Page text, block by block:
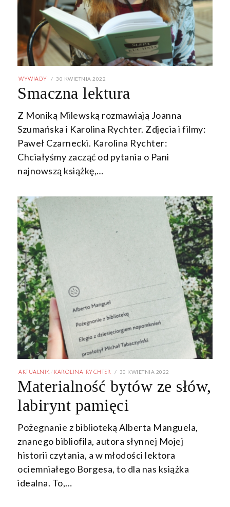
WYWIADY
POSTED
30 KWIETNIA 2022
Smaczna lektura
Z Moniką Milewską rozmawiają Joanna
Szumańska i Karolina Rychter. Zdjęcia i filmy:
Paweł Czarnecki. Karolina Rychter:
Chciałyśmy zacząć od pytania o Pani
najnowszą książkę,…
AKTUALNIK KAROLINA RYCHTER
POSTED
30 KWIETNIA 2022
MAJA
2022
Materialność bytów ze słów,
labirynt pamięci
Pożegnanie z biblioteką Alberta Manguela,
znanego bibliofila, autora słynnej Mojej
historii czytania, a w młodości lektora
ociemniałego Borgesa, to dla nas książka
idealna. To,…